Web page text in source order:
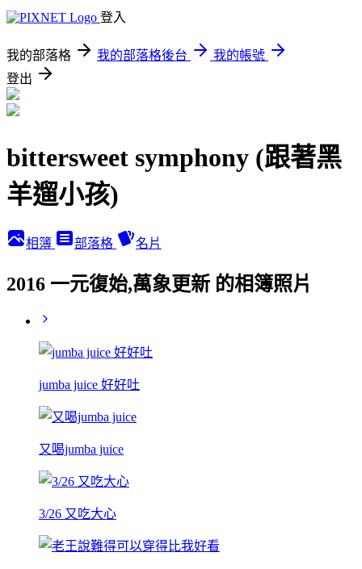
登入
我的部落格 我的部落格後台
我的帳號
登出
bittersweet symphony (跟著黑
羊遛小孩)
相簿 部落格 名片
2016 一元復始,萬象更新 的相簿照片
jumba juice 好好吐
又喝jumba juice
3/26 又吃大心